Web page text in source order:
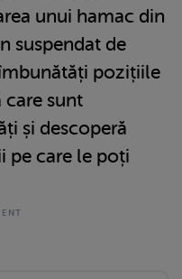
unui hamac din
suspendat de
pozițiile
sunt
și descoperă
pe care le poți